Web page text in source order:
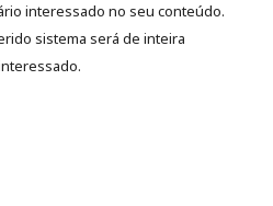
interessado no seu conteúdo.
sistema será de inteira